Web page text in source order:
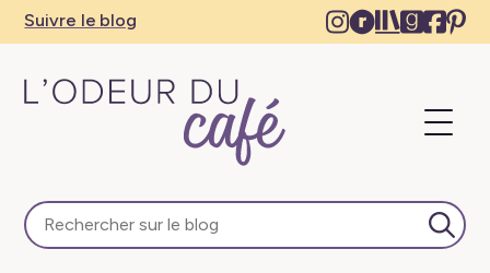
Suivre le blog
Instagram
–
Ravelry
–
The
tab
– – –
du
Café
le